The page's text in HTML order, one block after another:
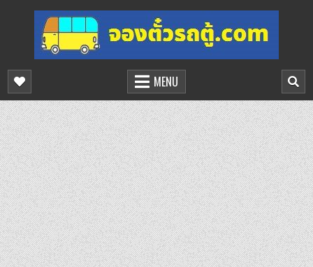
content
จองตั๋วรถตู้ออนไลน์
บริการจองตั๋วรถตู้ออนไลน์
MENU